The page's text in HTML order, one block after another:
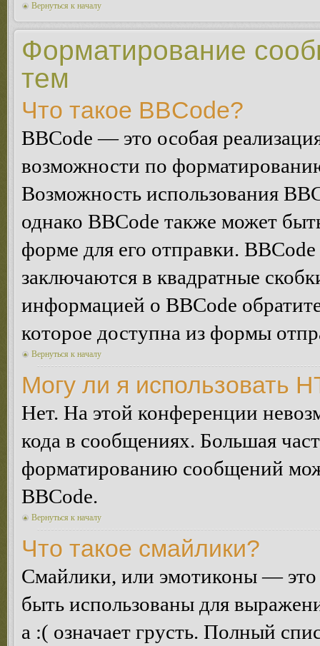
Вернуться к началу
Форматирование
тем
Что такое BBCode?
BBCode — это особая
возможности по
Возможность использования
однако BBCode также может
форме для его отправки.
заключаются в квадратные
информацией о BBCode
которое доступна из формы
Вернуться к началу
Могу ли я использовать
Нет. На этой конференции
кода в сообщениях. Большая
форматированию сообщений
BBCode.
Вернуться к началу
Что такое смайлики?
Смайлики, или эмотиконы — это
быть использованы для
а :( означает грусть. Полный